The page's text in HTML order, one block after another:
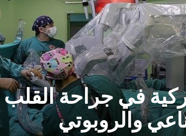
في جراحة القلب
والروبوتي